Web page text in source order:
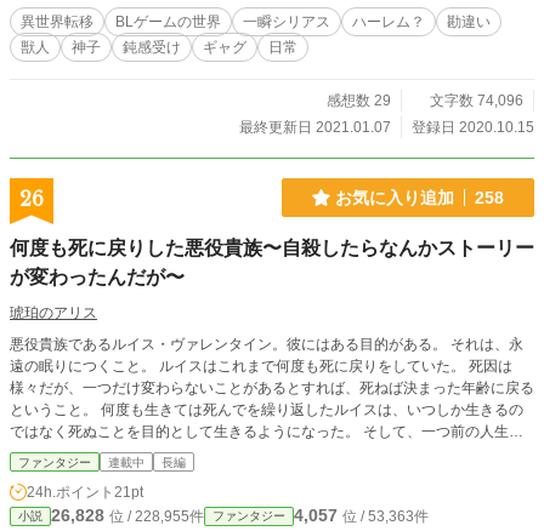
異世界転移 BLゲームの世界 一瞬シリアス ハーレム？
勘違い
獣人
神子 鈍感受け ギャグ 日常
感想数 29
文字数 74,096
最終更新日 2021.01.07
登録日 2020.10.15
26 お気に入り追加 258
何度も死に戻りした悪役貴族〜自殺したらなんかストーリー
が変わったんだが〜
琥珀のアリス
悪役貴族であるルイス・ヴァレンタイン。彼にはある目的がある。 それは、永
遠の眠りにつくこと。 ルイスはこれまで何度も死に戻りをしていた。 死因は
様々だが、一つだけ変わらないことがあるとすれば、死ねば決まった年齢に戻る
ということ。 何度も生きては死んでを繰り返したルイスは、いつしか生きるの
ではなく死ぬことを目的として生きるようになった。 そして、一つ前の人生
で、彼は何となくした自殺。 期待はしていなかったが、案の定ルイスはいつも
のように死に戻りをする。 「自殺もだめか。ならいつもみたいに好きなことや
って死のう」 いつものように好きなことだけをやって死ぬことに決めたルイス
だったが、何故か新たな人生はこれまでと違った。 婚約者を含めたルイスにと
ファンタジー 連載中 長編
24h.ポイント 21pt
小説 26,828 位 / 228,955件 ファンタジー 4,057 位 / 53,363件